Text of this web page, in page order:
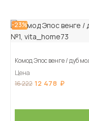
-23%
Комод Эпос венге / дуб
Цена
16 222 12 478